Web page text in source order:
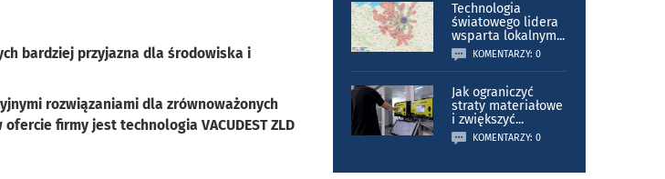
bardziej przyjazna dla środowiska i
rozwiązaniami dla zrównoważonych
firmy jest technologia VACUDEST ZLD
Technologia
światowego lidera
wsparta lokalnym...
KOMENTARZY: 0
Jak ograniczyć
straty materiałowe
i zwiększyć...
KOMENTARZY: 0